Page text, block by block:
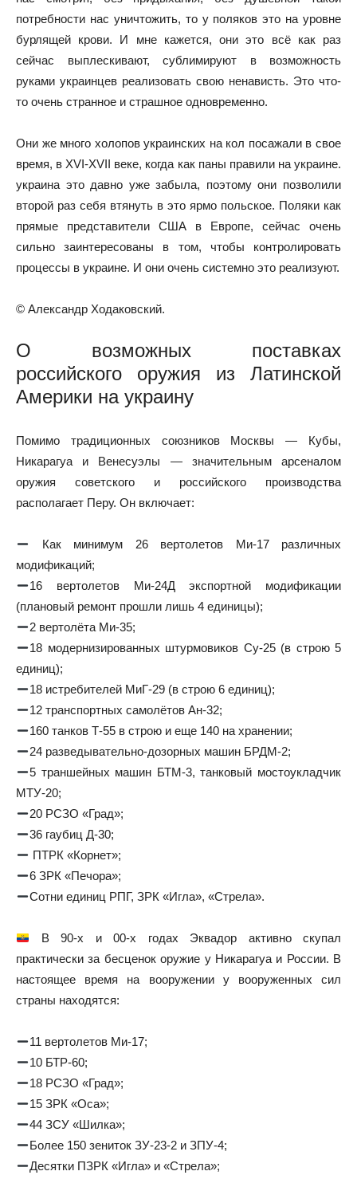
потребности нас уничтожить, то у поляков это на уровне
бурлящей крови. И мне кажется, они это всё как раз
сейчас выплескивают, сублимируют в возможность
руками украинцев реализовать свою ненависть. Это что-
то очень странное и страшное одновременно.
Они же много холопов украинских на кол посажали в свое
время, в XVI-XVII веке, когда как паны правили на украине.
украина это давно уже забыла, поэтому они позволили
второй раз себя втянуть в это ярмо польское. Поляки как
прямые представители США в Европе, сейчас очень
сильно заинтересованы в том, чтобы контролировать
процессы в украине. И они очень системно это реализуют.
© Александр Ходаковский.
О возможных поставках
российского оружия из Латинской
Америки на украину
Помимо традиционных союзников Москвы — Кубы,
Никарагуа и Венесуэлы — значительным арсеналом
оружия советского и российского производства
располагает Перу. Он включает:
Как минимум 26 вертолетов Ми-17 различных
модификаций;
16 вертолетов Ми-24Д экспортной модификации
(плановый ремонт прошли лишь 4 единицы);
2 вертолёта Ми-35;
18 модернизированных штурмовиков Су-25 (в строю 5
единиц);
18 истребителей МиГ-29 (в строю 6 единиц);
12 транспортных самолётов Ан-32;
160 танков Т-55 в строю и еще 140 на хранении;
24 разведывательно-дозорных машин БРДМ-2;
5 траншейных машин БТМ-3, танковый мостоукладчик
МТУ-20;
20 РСЗО «Град»;
36 гаубиц Д-30;
ПТРК «Корнет»;
6 ЗРК «Печора»;
Сотни единиц РПГ, ЗРК «Игла», «Стрела».
В 90-х и 00-х годах Эквадор активно скупал
практически за бесценок оружие у Никарагуа и России. В
настоящее время на вооружении у вооруженных сил
страны находятся:
11 вертолетов Ми-17;
10 БТР-60;
18 РСЗО «Град»;
15 ЗРК «Оса»;
44 ЗСУ «Шилка»;
Более 150 зениток ЗУ-23-2 и ЗПУ-4;
Десятки ПЗРК «Игла» и «Стрела»;